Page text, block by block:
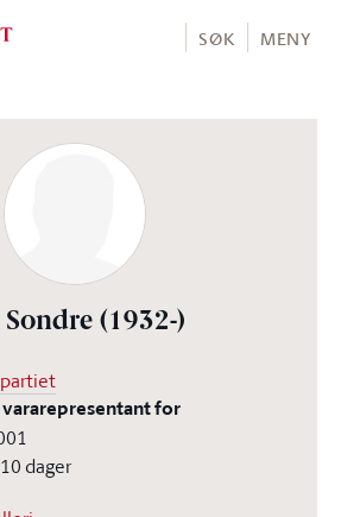
SØK MENY
(1932-)
for
dager